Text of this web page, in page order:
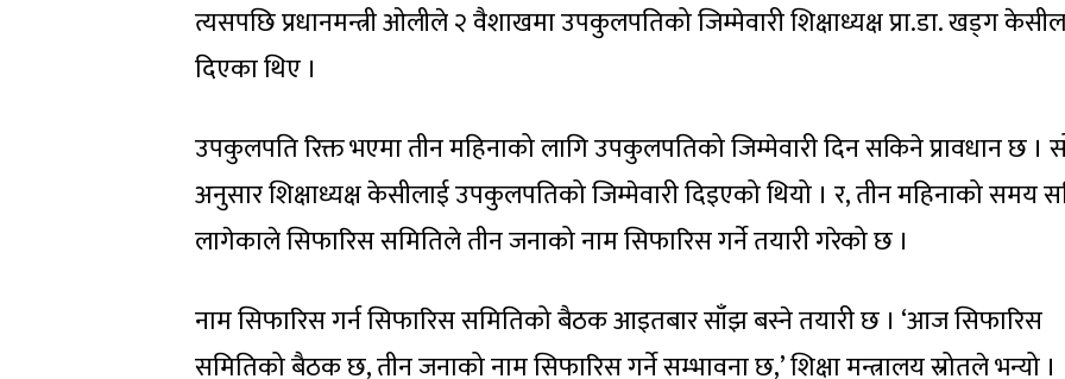
त्यसपछि प्रधानमन्त्री ओलीले २ वैशाखमा उपकुलपतिको जिम्मेवारी शिक्षाध्यक्ष प्रा.डा. खड्ग
दिएका थिए ।
उपकुलपति रिक्त भएमा तीन महिनाको लागि उपकुलपतिको जिम्मेवारी दिन सकिने प्रावधान छ ।
अनुसार शिक्षाध्यक्ष केसीलाई उपकुलपतिको जिम्मेवारी दिइएको थियो । र, तीन महिनाको समय
लागेकाले सिफारिस समितिले तीन जनाको नाम सिफारिस गर्ने तयारी गरेको छ ।
नाम सिफारिस गर्न सिफारिस समितिको बैठक आइतबार साँझ बस्ने तयारी छ । ‘आज सिफारिस
समितिको बैठक छ, तीन जनाको नाम सिफारिस गर्ने सम्भावना छ,’ शिक्षा मन्त्रालय स्रोतले भन्यो ।